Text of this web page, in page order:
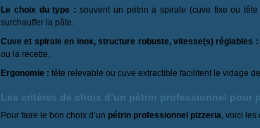
Le choix du type : souvent un pétrin à spirale (cuve fixe ou
surchauffer la pâte.
Cuve et spirale en inox, structure robuste, vitesse(s) réglables :
ou la recette.
Ergonomie : tête relevable ou cuve extractible facilitent le vidage
Les critères de choix d’un pétrin professionnel pour
Pour faire le bon choix d’un pétrin professionnel pizzeria, voici les